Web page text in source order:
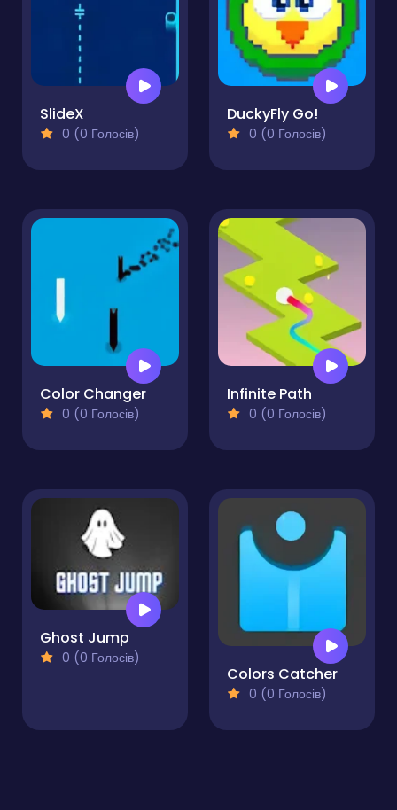
SlideX
0 (0 Голосів)
DuckyFly Go!
0 (0 Голосів)
Color Changer
0 (0 Голосів)
Infinite Path
0 (0 Голосів)
Ghost Jump
0 (0 Голосів)
Colors Catcher
0 (0 Голосів)